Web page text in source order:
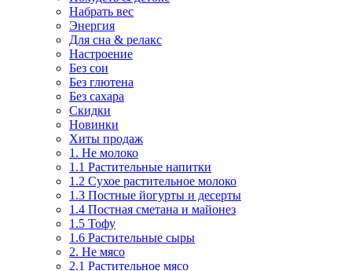
Набрать вес
Энергия
Для сна & релакс
Настроение
Без сои
Без глютена
Без сахара
Скидки
Новинки
Хиты продаж
1. Не молоко
1.1 Растительные напитки
1.2 Сухое растительное молоко
1.3 Постные йогурты и десерты
1.4 Постная сметана и майонез
1.5 Тофу
1.6 Растительные сыры
2. Не мясо
2.1 Растительное мясо